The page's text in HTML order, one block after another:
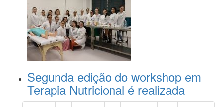
Segunda edição do workshop em
Terapia Nutricional é realizada